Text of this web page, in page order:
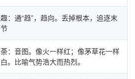
趣：通“趋”，趋向。丢掉根本，追逐末
节
荼：音图。像火一样红；像茅草花一样
白。比喻气势浩大而热烈。